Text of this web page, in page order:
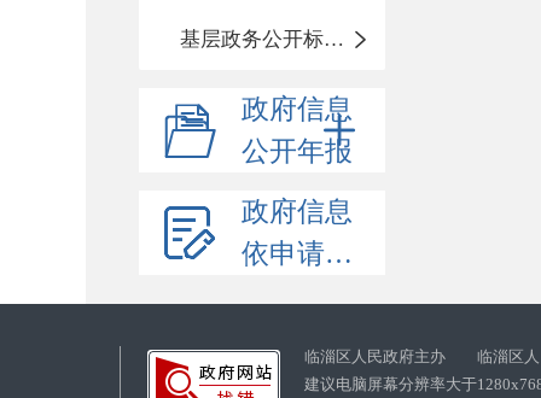
基层政务公开标准化目录
政府信息
公开年报
政府信息
依申请公开
临淄区人民政府主办 临淄区人
建议电脑屏幕分辨率大于